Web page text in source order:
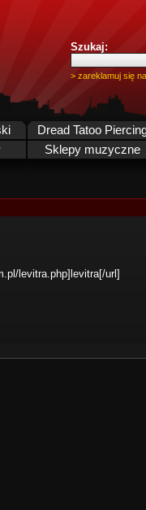
Szukaj:
> zareklamuj się
Dread Tatoo
Sklepy muzyczne
levitra.php]levitra[/url]